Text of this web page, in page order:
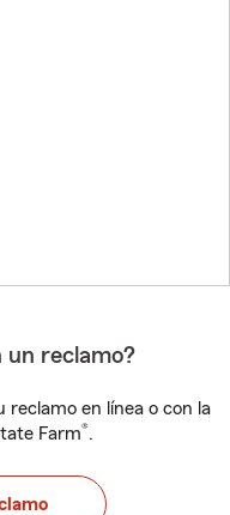
un reclamo?
reclamo en línea o con la
Farm®.